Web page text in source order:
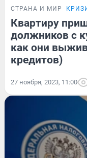
СТРАНА И МИР
Квартиру
должников с
как они
кредитов)
27 ноября, 2023, 11:00